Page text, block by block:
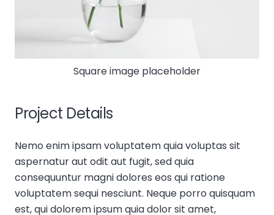
Square image placeholder
Project Details
Nemo enim ipsam voluptatem quia voluptas sit
aspernatur aut odit aut fugit, sed quia
consequuntur magni dolores eos qui ratione
voluptatem sequi nesciunt. Neque porro quisquam
est, qui dolorem ipsum quia dolor sit amet,